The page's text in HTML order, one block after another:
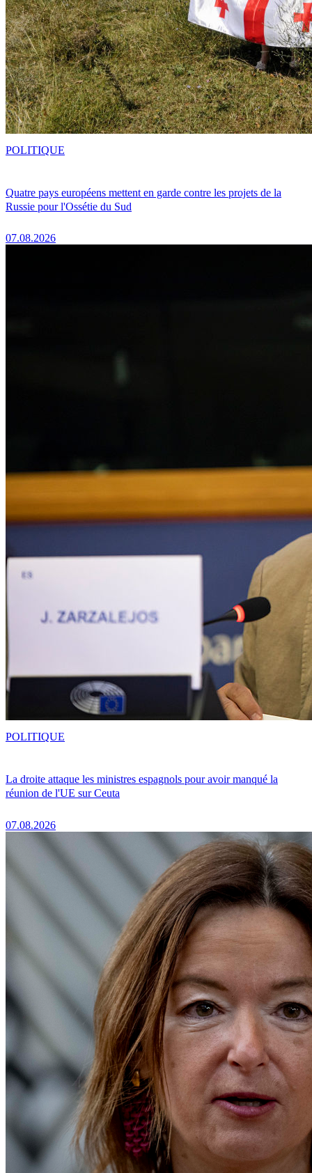
Quatre pays européens mettent en garde contre les projets de la
Russie pour l'Ossétie du Sud
07.08.2026
POLITIQUE
La droite attaque les ministres espagnols pour avoir manqué la
réunion de l'UE sur Ceuta
07.08.2026
POLITIQUE